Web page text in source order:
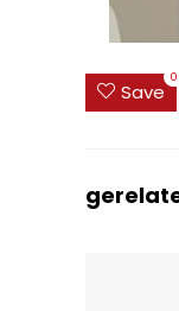
Save
0